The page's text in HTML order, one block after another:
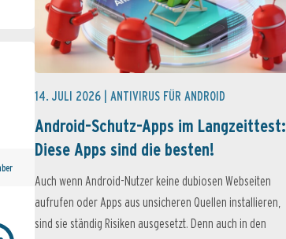
14. JULI 2026 | ANTIVIRUS FÜR ANDROID
Android-Schutz-Apps im Langzeittest:
Diese Apps sind die besten!
Auch wenn Android-Nutzer keine dubiosen Webseiten
aufrufen oder Apps aus unsicheren Quellen installieren,
sind sie ständig Risiken ausgesetzt. Denn auch in den